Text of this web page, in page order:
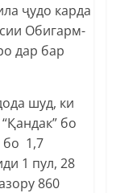
ҷудо карда
Обигарм-
дар бар
шуд, ки
бо
бо 1,7
1 пул, 28
860